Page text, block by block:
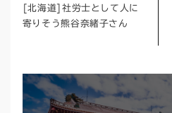
[北海道]社労士として人に
寄りそう熊谷奈緒子さん